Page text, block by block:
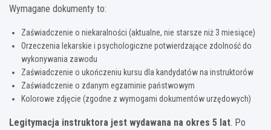
Wymagane dokumenty to:
Zaświadczenie o niekaralności (aktualne, nie starsze niż 3 miesiące)
Orzeczenia lekarskie i psychologiczne potwierdzające zdolność do
wykonywania zawodu
Zaświadczenie o ukończeniu kursu dla kandydatów na instruktorów
Zaświadczenie o zdanym egzaminie państwowym
Kolorowe zdjęcie (zgodne z wymogami dokumentów urzędowych)
Legitymacja instruktora jest wydawana na okres 5 lat. Po